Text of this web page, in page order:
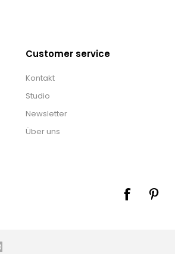
Customer service
Kontakt
Studio
Newsletter
Über uns